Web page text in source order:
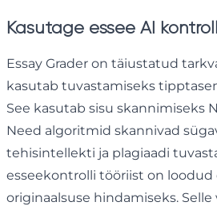
Kasutage essee AI
Essay Grader on täiustatud
kasutab tuvastamiseks
See kasutab sisu skannimiseks
Need algoritmid skannivad
tehisintellekti ja plagiaadi
esseekontrolli tööriist on loodud
originaalsuse hindamiseks.